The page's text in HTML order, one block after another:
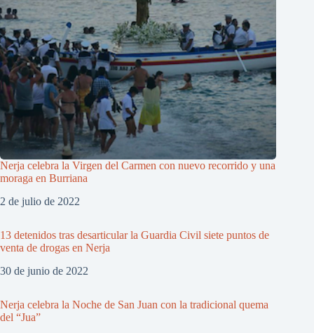
Nerja celebra la Virgen del Carmen con nuevo recorrido y una
moraga en Burriana
2 de julio de 2022
13 detenidos tras desarticular la Guardia Civil siete puntos de
venta de drogas en Nerja
30 de junio de 2022
Nerja celebra la Noche de San Juan con la tradicional quema
del “Jua”